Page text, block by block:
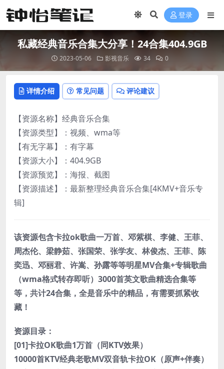
登录
私藏经典音乐合集大分享！24合集404.9GB
2023-05-06 影视音乐 34 0
详情介绍 常见问题 评论建议
【资源名称】经典音乐合集
【资源类型】：视频、wma等
【有无字幕】：有字幕
【资源大小】：404.9GB
【资源预览】：海报、截图
【资源描述】：最新整理经典音乐合集[4KMV+音乐专
辑]
该资源包含卡拉ok歌曲一万首、邓紫棋、李健、王菲、
周杰伦、梁静茹、张国荣、张学友、林俊杰、王菲、陈
奕迅、邓丽君、许嵩、孙露等等明星MV合集+专辑歌曲
（wma格式转存即听）3000首英文歌曲精选合集等
等，共计24合集，全是音乐中的精品，有需要抓紧收
藏！
资源目录：
[01]卡拉OK歌曲1万首（同KTV效果）
10000首KTV经典老歌MV双音轨卡拉OK（原声+伴奏）